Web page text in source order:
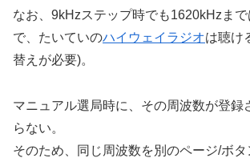
なお、9kHzステップ時でも1620kHzま
で、たいていのハイウェイラジオは聴け
替えが必要)。
マニュアル選局時に、その周波数が登録
らない。
そのため、同じ周波数を別のページ/ボ